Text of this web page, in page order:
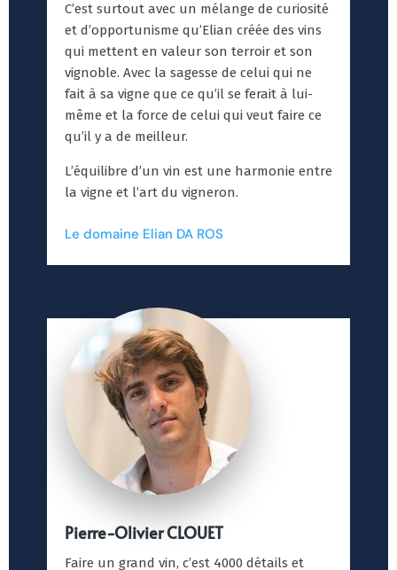
C’est surtout avec un mélange de curiosité
et d’opportunisme qu’Elian créée des vins
qui mettent en valeur son terroir et son
vignoble. Avec la sagesse de celui qui ne
fait à sa vigne que ce qu’il se ferait à lui-
même et la force de celui qui veut faire ce
qu’il y a de meilleur.
L’équilibre d’un vin est une harmonie entre
la vigne et l’art du vigneron.
Le domaine Elian DA ROS
Pierre-Olivier CLOUET
Faire un grand vin, c’est 4000 détails et